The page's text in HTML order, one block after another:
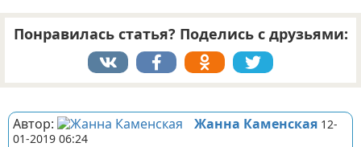
Понравилась статья? Поделись с друзьями:
Автор: Жанна Каменская 12-
01-2019 06:24